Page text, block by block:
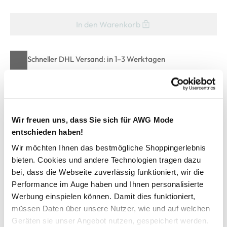
Wir freuen uns, dass Sie sich für AWG Mode
entschieden haben!
Wir möchten Ihnen das bestmögliche Shoppingerlebnis
bieten. Cookies und andere Technologien tragen dazu
bei, dass die Webseite zuverlässig funktioniert, wir die
Performance im Auge haben und Ihnen personalisierte
Werbung einspielen können. Damit dies funktioniert,
müssen Daten über unsere Nutzer, wie und auf welchen
Geräten sie unser Angebot nutzen, gespeichert werden.
In den Warenkorb
Schneller DHL Versand: in 1–3 Werktagen
Kostenfreie Rücksendung innerhalb 14 Tage
Zur Wunschliste hinzufügen
Herren Trachtenhemd im Karo-Look
tolles Karohemd von Brandl Tracht
geschlossen mit durchgehender Knopfleiste